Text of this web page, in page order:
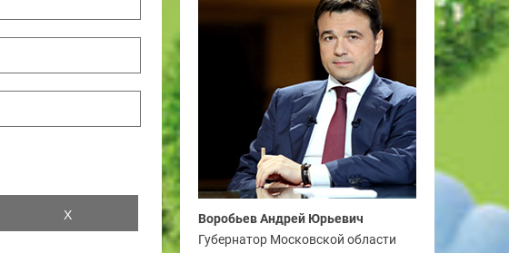
Воробьев Андрей Юрьевич
Губернатор Московской области